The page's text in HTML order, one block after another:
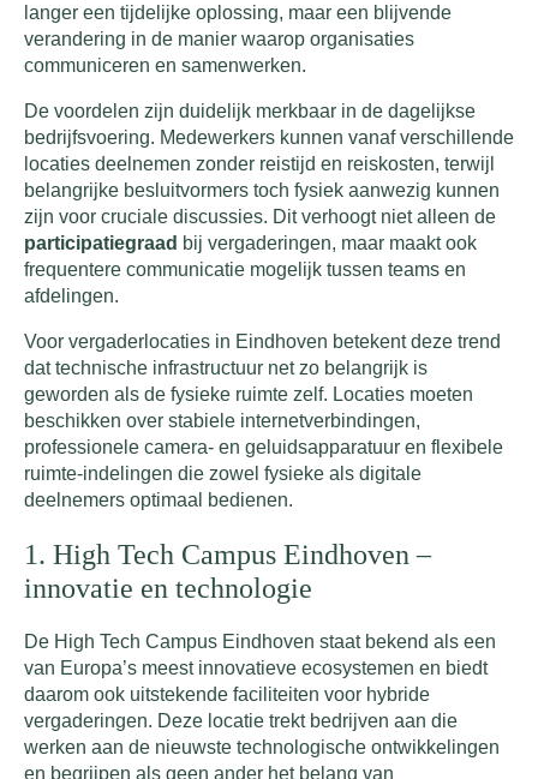
langer een tijdelijke oplossing, maar een blijvende
verandering in de manier waarop organisaties
communiceren en samenwerken.
De voordelen zijn duidelijk merkbaar in de dagelijkse
bedrijfsvoering. Medewerkers kunnen vanaf verschillende
locaties deelnemen zonder reistijd en reiskosten, terwijl
belangrijke besluitvormers toch fysiek aanwezig kunnen
zijn voor cruciale discussies. Dit verhoogt niet alleen de
participatiegraad bij vergaderingen, maar maakt ook
frequentere communicatie mogelijk tussen teams en
afdelingen.
Voor vergaderlocaties in Eindhoven betekent deze trend
dat technische infrastructuur net zo belangrijk is
geworden als de fysieke ruimte zelf. Locaties moeten
beschikken over stabiele internetverbindingen,
professionele camera- en geluidsapparatuur en flexibele
ruimte-indelingen die zowel fysieke als digitale
deelnemers optimaal bedienen.
1. High Tech Campus Eindhoven –
innovatie en technologie
De High Tech Campus Eindhoven staat bekend als een
van Europa’s meest innovatieve ecosystemen en biedt
daarom ook uitstekende faciliteiten voor hybride
vergaderingen. Deze locatie trekt bedrijven aan die
werken aan de nieuwste technologische ontwikkelingen
en begrijpen als geen ander het belang van